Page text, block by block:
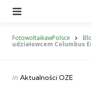
FotowoltaikawPolsce
udziałowcem Columbus
Categories
Posted
in Aktualności OZE